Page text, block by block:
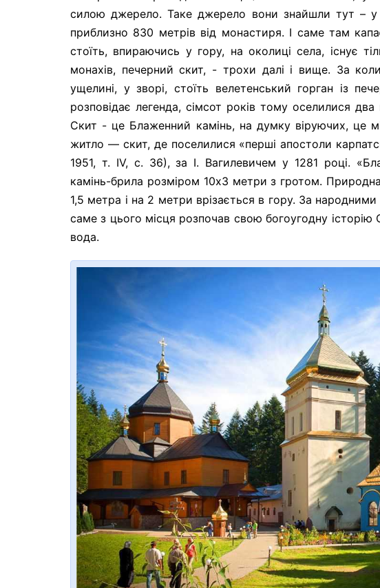
силою джерело. Таке джерело вони знайшли тут – у
приблизно 830 метрів від монастиря. І саме там
стоїть, впираючись у гору, на околиці села, існує
монахів, печерний скит, - трохи далі і вище. За
ущелині, у зворі, стоїть велетенський горган із
розповідає легенда, сімсот років тому оселилися
Скит - це Блаженний камінь, на думку віруючих, це
житло — скит, де поселилися «перші апостоли
1951, т. IV, с. 36), за І. Вагилевичем у 1281 році.
камінь-брила розміром 10x3 метри з гротом.
1,5 метра і на 2 метри врізається в гору. За
саме з цього місця розпочав свою богоугодну
вода.